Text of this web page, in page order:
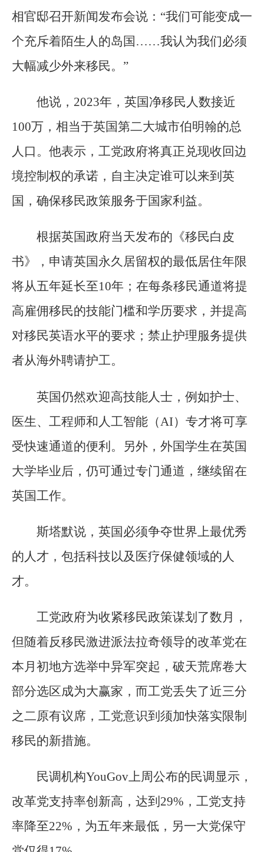
相官邸召开新闻发布会说：“我们可能变成一
个充斥着陌生人的岛国……我认为我们必须
大幅减少外来移民。”
他说，2023年，英国净移民人数接近
100万，相当于英国第二大城市伯明翰的总
人口。他表示，工党政府将真正兑现收回边
境控制权的承诺，自主决定谁可以来到英
国，确保移民政策服务于国家利益。
根据英国政府当天发布的《移民白皮
书》，申请英国永久居留权的最低居住年限
将从五年延长至10年；在每条移民通道将提
高雇佣移民的技能门槛和学历要求，并提高
对移民英语水平的要求；禁止护理服务提供
者从海外聘请护工。
英国仍然欢迎高技能人士，例如护士、
医生、工程师和人工智能（AI）专才将可享
受快速通道的便利。另外，外国学生在英国
大学毕业后，仍可通过专门通道，继续留在
英国工作。
斯塔默说，英国必须争夺世界上最优秀
的人才，包括科技以及医疗保健领域的人
才。
工党政府为收紧移民政策谋划了数月，
但随着反移民激进派法拉奇领导的改革党在
本月初地方选举中异军突起，破天荒席卷大
部分选区成为大赢家，而工党丢失了近三分
之二原有议席，工党意识到须加快落实限制
移民的新措施。
民调机构YouGov上周公布的民调显示，
改革党支持率创新高，达到29%，工党支持
率降至22%，为五年来最低，另一大党保守